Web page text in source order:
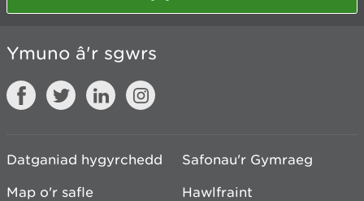
Ymuno â'r sgwrs
Datganiad hygyrchedd
Safonau'r Gymraeg
Map o'r safle
Hawlfraint